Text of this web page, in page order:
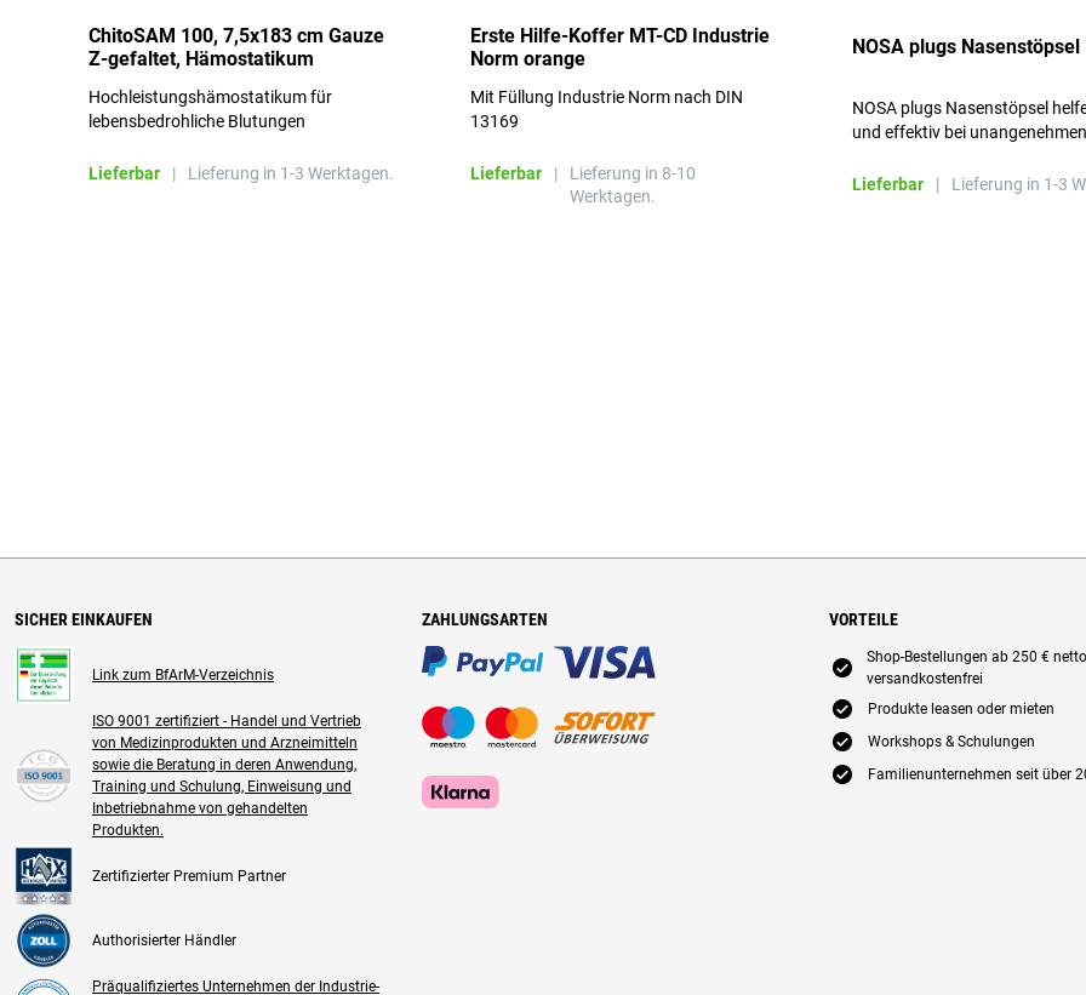
ChitoSAM 100, 7,5x183 cm Gauze
Z-gefaltet, Hämostatikum
Hochleistungshämostatikum für
lebensbedrohliche Blutungen
Lieferbar | Lieferung in 1-3 Werktagen.
Erste Hilfe-Koffer MT-CD Industrie
Norm orange
Mit Füllung Industrie Norm nach DIN
13169
Lieferbar |
Lieferung in 8-10
Werktagen.
NOSA plugs Nasenstöpsel
NOSA plugs Nasenstöpsel
und effektiv bei unangenehmen
beeinträchtigen.
Lieferbar | Lieferung in 1-3
SICHER EINKAUFEN
Link zum BfArM-Verzeichnis
ISO 9001 zertifiziert - Handel und Vertrieb
von Medizinprodukten und Arzneimitteln
sowie die Beratung in deren Anwendung,
Training und Schulung, Einweisung und
Inbetriebnahme von gehandelten
Produkten.
Zertifizierter Premium Partner
Authorisierter Händler
Präqualifiziertes Unternehmen der Industrie-
ZAHLUNGSARTEN VORTEILE
E
Shop-Bestellungen ab 250 € netto
versandkostenfrei
E Produkte leasen oder mieten
E Workshops & Schulungen
E Familienunternehmen seit über